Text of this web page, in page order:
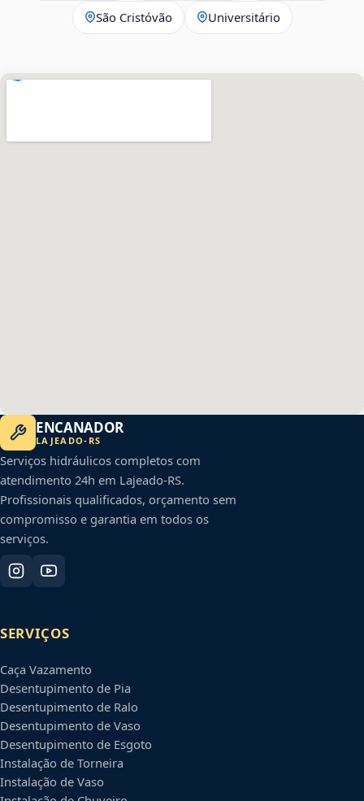
São Cristóvão Universitário
ENCANADOR
LAJEADO- RS
Serviços hidráulicos completos com
atendimento 24h em Lajeado-RS.
Profissionais qualificados, orçamento sem
compromisso e garantia em todos os
serviços.
SERVIÇOS
Caça Vazamento
Desentupimento de Pia
Desentupimento de Ralo
Desentupimento de Vaso
Desentupimento de Esgoto
Instalação de Torneira
Instalação de Vaso